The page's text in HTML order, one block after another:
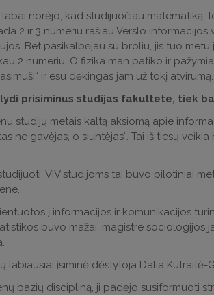
labai norėjo, kad studijuočiau matematiką,
2 ir 3 numeriu rašiau Verslo
Bet pasikalbėjau su broliu, jis tuo
2 numeriu. O fizika man patiko ir
ir esu dėkingas jam už tokį atvirumą.
prisiminus studijas fakultete, tiek
studijų metais kaltą aksiomą apie
ne gavėjas, o siuntėjas“. Tai iš tiesų
VIV studijoms tai buvo pilotiniai
į informacijos ir komunikacijos
buvo mažai, magistre sociologijos
labiausiai įsiminė dėstytoja Dalia
bazių discipliną, ji padėjo susiformuoti